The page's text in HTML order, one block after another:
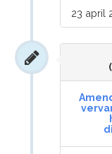
23 april